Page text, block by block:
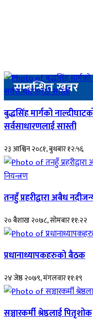
सम्बन्धित खवर
बुद्धसिंह मार्गको
सर्वसाधारणलाई सास्ती
२३ आश्विन २०८१, बुधबार १२:५६
तनहुँ प्रहरीद्वारा अबैध
२० बैशाख २०७८, सोमबार ११:२२
प्रधानाध्यापकहरुको बैठक
२४ जेष्ठ २०७९, मंगलवार ११:१९
सञ्चारकर्मी श्रेष्ठलाई पितृशोक